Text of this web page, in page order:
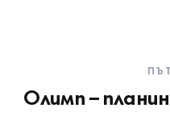
Олимп –